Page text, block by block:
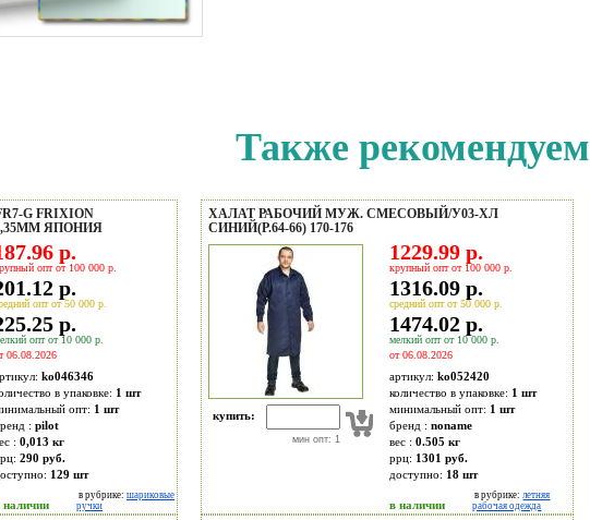
Также рекомендуем
G FRIXION
ЯПОНИЯ
р.
опт от 100 000 р.
р.
опт от 50 000 р.
р.
опт от 10 000 р.
06.08.2026
ko046346
в упаковке: 1 шт
опт: 1 шт
: pilot
: 0,013 кг
290 руб.
129 шт
наличии
в рубрике: шариковые
ручки
ХАЛАТ РАБОЧИЙ МУЖ. СМЕСОВЫЙ/У03-ХЛ
СИНИЙ(Р.64-66) 170-176
купить:
мин опт: 1
1229.99 р.
крупный опт от 100 000 р.
1316.09 р.
средний опт от 50 000 р.
1474.02 р.
мелкий опт от 10 000 р.
от 06.08.2026
артикул:ko052420
количество в упаковке: 1 шт
минимальный опт: 1 шт
бренд :noname
вес :0.505 кг
ррц: 1301 руб.
доступно: 18 шт
в наличии
в рубрике:летняя
рабочая одежда